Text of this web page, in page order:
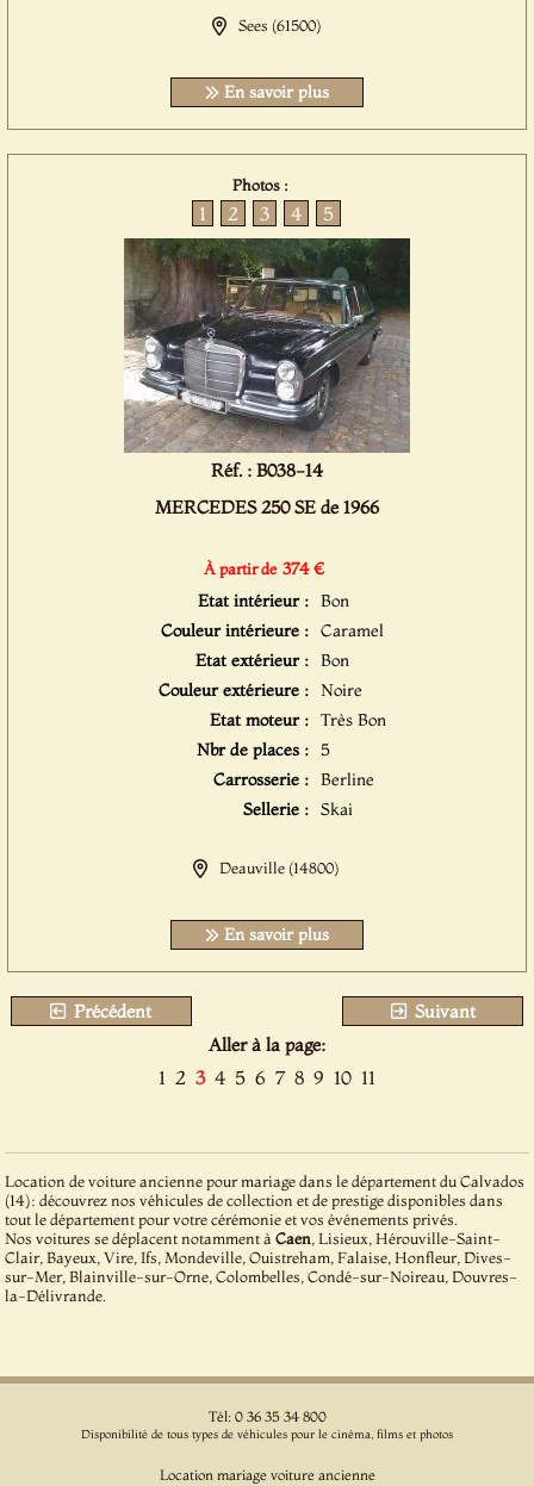
Sees (61500)
En savoir plus
Photos :
1 2 3 4 5
Réf. : B038-14
MERCEDES 250 SE de 1966
À partir de 374 €
Etat intérieur : Bon
Couleur intérieure : Caramel
Etat extérieur : Bon
Couleur extérieure : Noire
Etat moteur : Très Bon
Nbr de places : 5
Carrosserie : Berline
Sellerie : Skai
Deauville (14800)
En savoir plus
Précédent
Suivant
Aller à la page:
1 2 3 4 5 6 7 8 9 10 11
Location de voiture ancienne pour mariage dans le département du Calvados
(14): découvrez nos véhicules de collection et de prestige disponibles dans
tout le département pour votre cérémonie et vos événements privés.
Nos voitures se déplacent notamment àCaen , Lisieux, Hérouville-Saint-
Clair, Bayeux, Vire, Ifs, Mondeville, Ouistreham, Falaise, Honfleur, Dives-
sur-Mer, Blainville-sur-Orne, Colombelles, Condé-sur-Noireau, Douvres-
la-Délivrande.
Tél: 0 36 35 34 800
Disponibilité de tous types de véhicules pour le cinéma, films et photos
Location mariage voiture ancienne